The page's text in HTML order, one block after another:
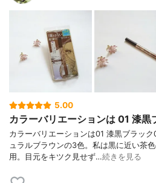
5.00
カラーバリエーションは 01 漆黒
カラーバリエーションは01 漆黒ブラッ
ュラルブラウンの3色。私は黒に近い茶
用。目元をキツク見せず…続きを見る